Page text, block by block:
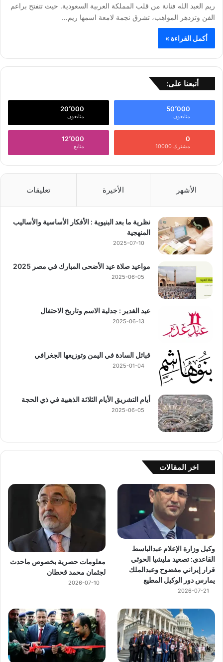
ريم العبد الله فنانة من قلب المملكة العربية السعودية. حيث تتفتح براعم
الفن وتزدهر المواهب، تشرق نجمة لامعة اسمها ريم…
أكمل القراءة »
أتبعنا على:
50٬000
متابعون
20٬000
متابعون
0
مشترك 10000
12٬000
متابع
الأشهر الأخيرة تعليقات
نظرية ما بعد البنيوية : الأفكار الأساسية والأساليب
المنهجية
2025-07-10
مواعيد صلاة عيد الأضحى المبارك في مصر 2025
2025-06-05
عيد الغدير : جدلية الاسم وتاريخ الاحتفال
2025-06-13
قبائل السادة في اليمن وتوزيعها الجغرافي
2025-01-04
أيام التشريق الأيام الثلاثة الذهبية في ذي الحجة
2025-06-05
اخر المقالات
وكيل وزارة الإعلام عبدالباسط
القاعدي: تصعيد مليشيا الحوثي
قرار إيراني مفضوح وعبدالملك
يمارس دور الوكيل المطيع
2026-07-21
معلومات حصرية بخصوص ماحدث
لجثمان محمد قحطان
2026-07-10